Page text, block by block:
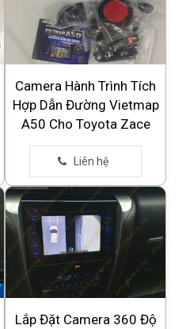
Camera Hành Trình Tích
Hợp Dẫn Đường Vietmap
A50 Cho Toyota Zace
Lắp Đặt Camera 360 Độ